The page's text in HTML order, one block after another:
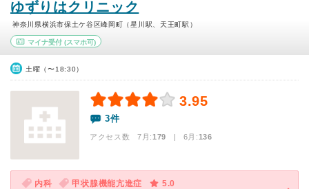
ゆずりはクリニック
神奈川県横浜市保土ケ谷区峰岡町（星川駅、天王町駅）
マイナ受付 (スマホ可)
土曜（〜18:30）
3.95
3件
アクセス数 7月:179 | 6月:136
内科 甲状腺機能亢進症
5.0